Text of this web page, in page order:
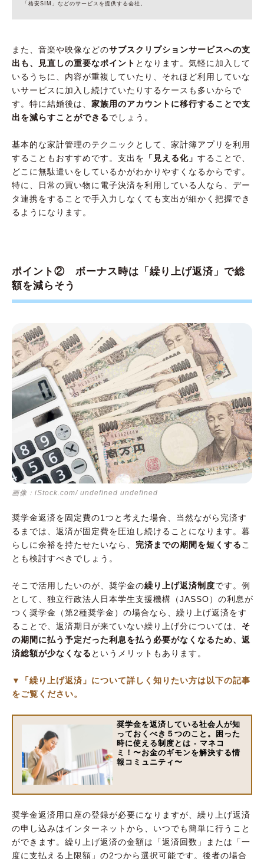
「格安SIM」などのサービスを提供する会社。
また、音楽や映像などのサブスクリプションサービスへの支
出も、見直しの重要なポイント となります。気軽に加入して
いるうちに、内容が重複していたり、それほど利用していな
いサービスに加入し続けていたりするケースも多いからで
す。特に結婚後は、 家族用のアカウントに移行することで支
出を減らすことができるでしょう。
基本的な家計管理のテクニックとして、家計簿アプリを利用
することもおすすめです。支出を
「見える化」 することで、
どこに無駄遣いをしているかがわかりやすくなるからです。
特に、日常の買い物に電子決済を利用している人なら、デー
タ連携をすることで手入力しなくても支出が細かく把握でき
るようになります。
ポイント② ボーナス時は「繰り上げ返済」で総
額を減らそう
画像：iStock.com/ undefined undefined
奨学金返済を固定費の1つと考えた場合、当然ながら完済す
るまでは、返済が固定費を圧迫し続けることになります。暮
らしに余裕を持たせたいなら、 完済までの期間を短くする こ
とも検討すべきでしょう。
そこで活用したいのが、奨学金の繰り上げ返済制度です。例
として、独立行政法人日本学生支援機構（JASSO）の利息が
つく奨学金（第2種奨学金）の場合なら、繰り上げ返済をす
ることで、返済期日が来ていない繰り上げ分については、 そ
の期間に払う予定だった利息を払う必要がなくなるため、返
済総額が少なくなる というメリットもあります。
▼「繰り上げ返済」について詳しく知りたい方は以下の記事
をご覧ください。
奨学金を返済している社会人が知
っておくべき５つのこと。困った
時に使える制度とは - マネコ
ミ！〜お金のギモンを解決する情
報コミュニティ〜
奨学金返済用口座の登録が必要になりますが、繰り上げ返済
の申し込みはインターネットから、いつでも簡単に行うこと
ができます。繰り上げ返済の金額は「返済回数」または「一
度に支払える上限額」の2つから選択可能です。後者の場合